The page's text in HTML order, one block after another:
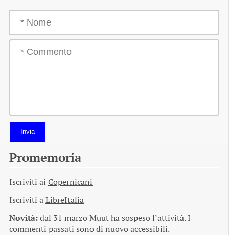
Invia
Promemoria
Iscriviti ai Copernicani
Iscriviti aLibreItalia
Novità:dal 31 marzo Muut ha sospeso l’attività. I
commenti passati sono di nuovo accessibili.